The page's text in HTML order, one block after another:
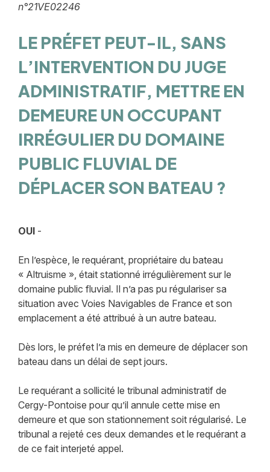
n°21VE02246
LE PRÉFET PEUT-IL, SANS
L’INTERVENTION DU JUGE
ADMINISTRATIF, METTRE EN
DEMEURE UN OCCUPANT
IRRÉGULIER DU DOMAINE
PUBLIC FLUVIAL DE
DÉPLACER SON BATEAU ?
OUI-
En l’espèce, le requérant, propriétaire du bateau
« Altruisme », était stationné irrégulièrement sur le
domaine public fluvial. Il n’a pas pu régulariser sa
situation avec Voies Navigables de France et son
emplacement a été attribué à un autre bateau.
Dès lors, le préfet l’a mis en demeure de déplacer son
bateau dans un délai de sept jours.
Le requérant a sollicité le tribunal administratif de
Cergy-Pontoise pour qu’il annule cette mise en
demeure et que son stationnement soit régularisé. Le
tribunal a rejeté ces deux demandes et le requérant a
de ce fait interjeté appel.